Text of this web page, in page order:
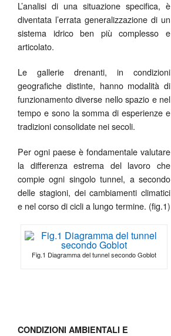
L’analisi di una situazione specifica, è
diventata l’errata generalizzazione di un
sistema idrico ben più complesso e
articolato.
Le gallerie drenanti, in condizioni
geografiche distinte, hanno modalità di
funzionamento diverse nello spazio e nel
tempo e sono la somma di esperienze e
tradizioni consolidate nei secoli.
Per ogni paese è fondamentale valutare
la differenza estrema del lavoro che
compie ogni singolo tunnel, a secondo
delle stagioni, dei cambiamenti climatici
e nel corso di cicli a lungo termine. (fig.1)
Fig.1 Diagramma del tunnel secondo Goblot
CONDIZIONI AMBIENTALI E